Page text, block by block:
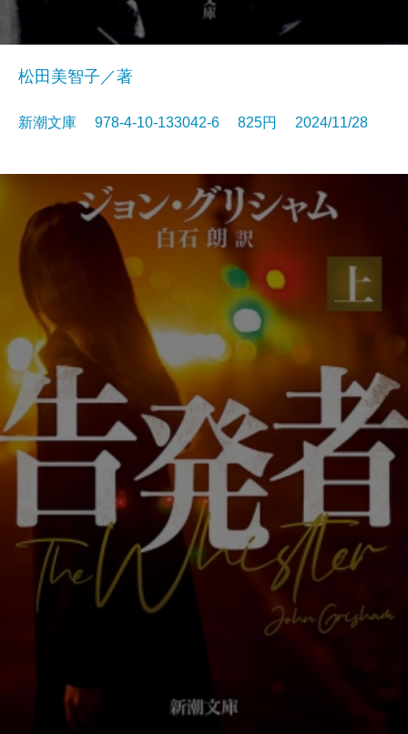
松田美智子／著
新潮文庫 978-4-10-133042-6 825円 2024/11/28